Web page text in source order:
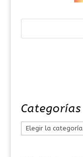
Categorías